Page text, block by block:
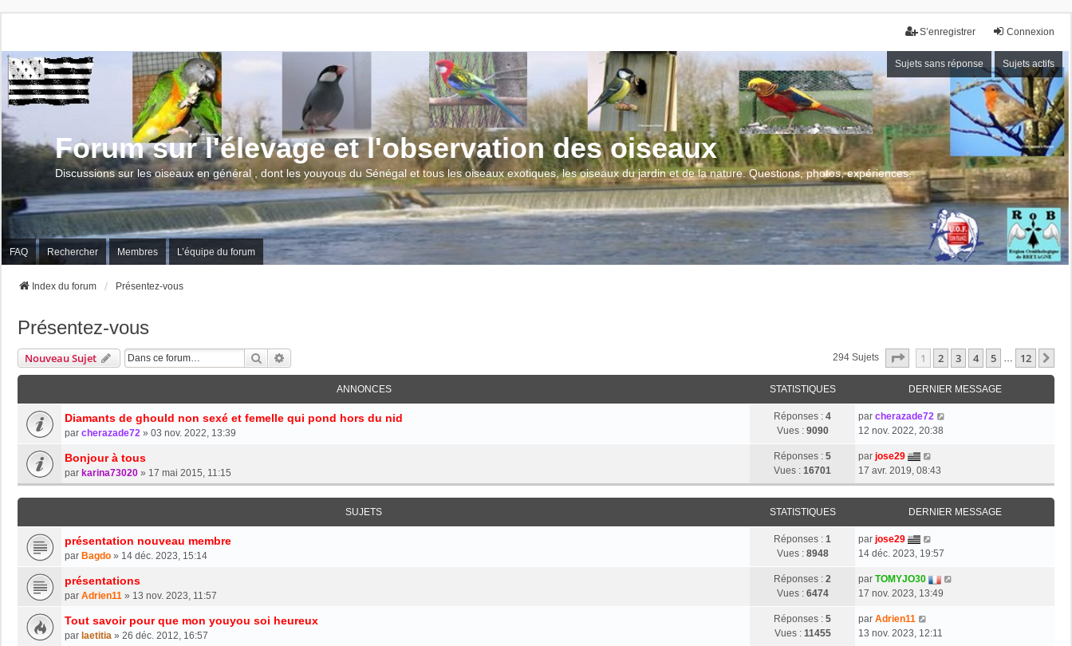
Connexion
S’enregistrer
Sujets sans réponse Sujets actifs
Forum sur l'élevage et l'observation des oiseaux
Discussions sur les oiseaux en général , dont les youyous du Sénégal et tous les oiseaux exotiques, les oiseaux du jardin et de la nature. Questions, photos, expériences.
FAQ Rechercher Membres L’équipe du forum
Index du forum Présentez-vous
Présentez-vous
Nouveau Sujet Rechercher 294 Sujets Page Sur12
1 2 3 4 5 … 12
ANNONCES STATISTIQUES DERNIER MESSAGE
Diamants de ghould non sexé et femelle qui pond hors du nid
par cherazade72 » 03 nov. 2022, 13:39
Réponses : 4
Vues : 9090
par cherazade72
12 nov. 2022, 20:38
Bonjour à tous
par karina73020 » 17 mai 2015, 11:15
Réponses : 5
Vues : 16701
par jose29
17 avr. 2019, 08:43
SUJETS STATISTIQUES DERNIER MESSAGE
présentation nouveau membre
par Bagdo » 14 déc. 2023, 15:14
Réponses : 1
Vues : 8948
par jose29
14 déc. 2023, 19:57
présentations
par Adrien11 » 13 nov. 2023, 11:57
Réponses : 2
Vues : 6474
par TOMYJO30
17 nov. 2023, 13:49
Tout savoir pour que mon youyou soi heureux
par laetitia » 26 déc. 2012, 16:57
Réponses : 5
Vues : 11455
par Adrien11
13 nov. 2023, 12:11